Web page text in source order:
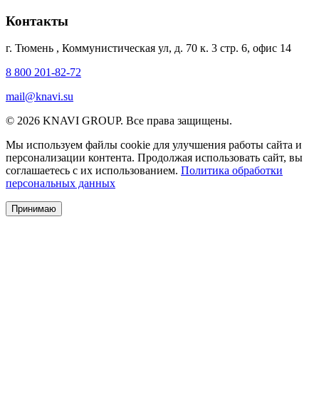
Контакты
г. Тюмень , Коммунистическая ул, д. 70 к. 3 стр. 6, офис 14
8 800 201-82-72
mail@knavi.su
© 2026 KNAVI GROUP. Все права защищены.
Мы используем файлы cookie для улучшения работы сайта и
персонализации контента. Продолжая использовать сайт, вы
соглашаетесь с их использованием. Политика обработки
персональных данных
Принимаю